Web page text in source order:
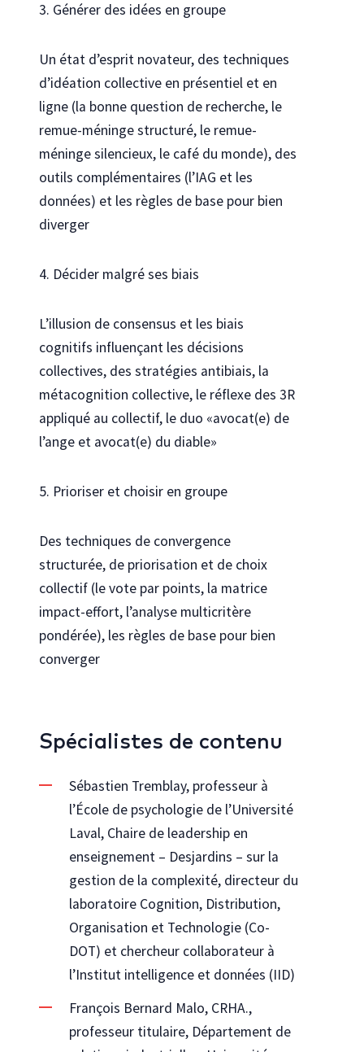
3. Générer des idées en groupe
Un état d’esprit novateur, des techniques
d’idéation collective en présentiel et en
ligne (la bonne question de recherche, le
remue-méninge structuré, le remue-
méninge silencieux, le café du monde), des
outils complémentaires (l’IAG et les
données) et les règles de base pour bien
diverger
4. Décider malgré ses biais
L’illusion de consensus et les biais
cognitifs influençant les décisions
collectives, des stratégies antibiais, la
métacognition collective, le réflexe des 3R
appliqué au collectif, le duo «avocat(e) de
l’ange et avocat(e) du diable»
5. Prioriser et choisir en groupe
Des techniques de convergence
structurée, de priorisation et de choix
collectif (le vote par points, la matrice
impact-effort, l’analyse multicritère
pondérée), les règles de base pour bien
converger
Spécialistes de contenu
Sébastien Tremblay, professeur à
l’École de psychologie de l’Université
Laval, Chaire de leadership en
enseignement – Desjardins – sur la
gestion de la complexité, directeur du
laboratoire Cognition, Distribution,
Organisation et Technologie (Co-
DOT) et chercheur collaborateur à
l’Institut intelligence et données (IID)
François Bernard Malo, CRHA.,
professeur titulaire, Département de